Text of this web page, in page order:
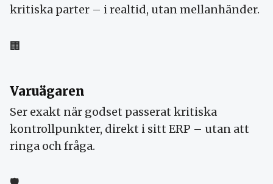
kritiska parter – i realtid, utan mellanhänder.
🏢
Varuägaren
Ser exakt när godset passerat kritiska
kontrollpunkter, direkt i sitt ERP – utan att
ringa och fråga.